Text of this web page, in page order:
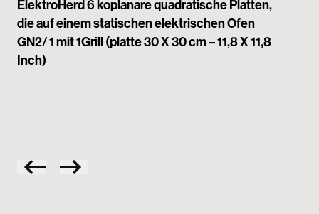
ElektroHerd 6 koplanare quadratische Platten,
die auf einem statischen elektrischen Ofen
GN2/ 1 mit 1Grill (platte 30 X 30 cm – 11,8 X 11,8
Inch)